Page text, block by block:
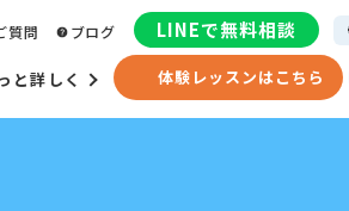
と詳しく 体験レッスンはこちら
質問 ブログ LINEで無料相談